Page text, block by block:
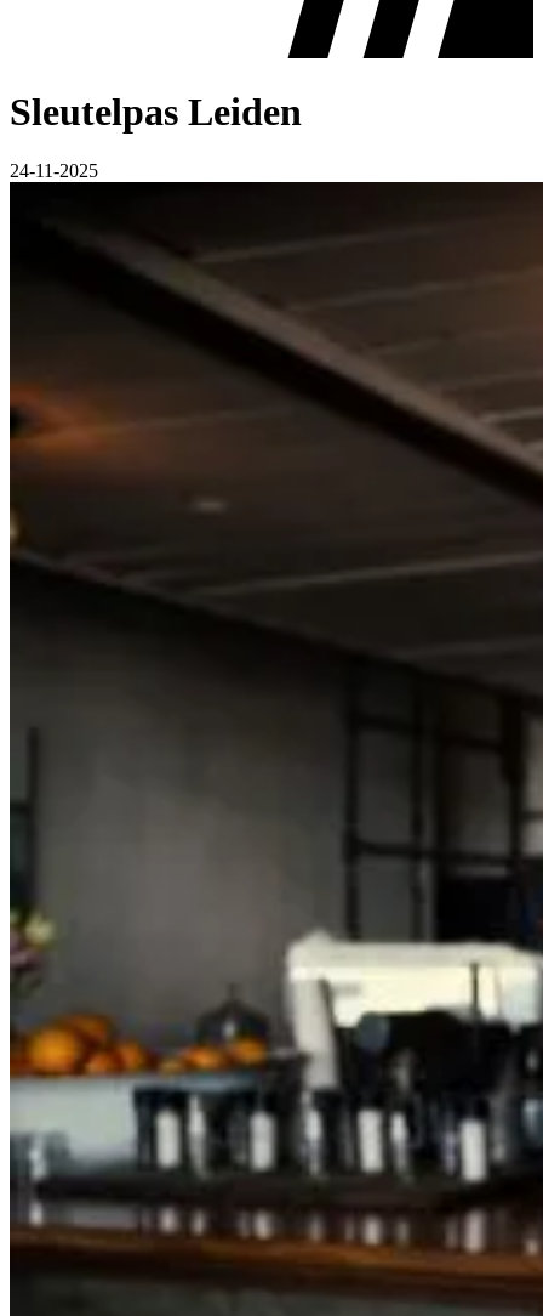
Sleutelpas Leiden
24-11-2025